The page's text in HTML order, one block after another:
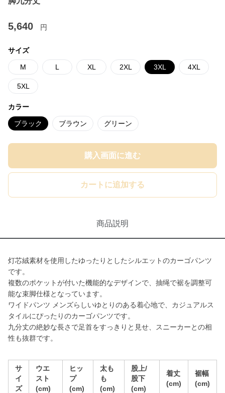
5,640 円
サイズ
M L XL 2XL 3XL 4XL
5XL
カラー
ブラック ブラウン グリーン
購入画面に進む
カートに追加する
商品説明
灯芯絨素材を使用したゆったりとしたシルエットのカーゴパンツ
です。
複数のポケットが付いた機能的なデザインで、抽绳で裾を調整可
能な束脚仕様となっています。
ワイドパンツ メンズらしいゆとりのある着心地で、カジュアルス
タイルにぴったりのカーゴパンツです。
九分丈の絶妙な長さで足首をすっきりと見せ、スニーカーとの相
性も抜群です。
サ
イ
ズ
ウエ
スト
(cm)
ヒッ
プ
(cm)
太も
も
(cm)
股上/
股下
(cm)
着丈
(cm)
裾幅
(cm)